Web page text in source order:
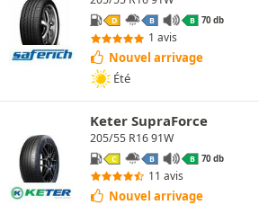
D B B 70 db
1 avis
Nouvel arrivage
Été
Keter SupraForce
205/55 R16 91W
C B B 70 db
11 avis
Nouvel arrivage